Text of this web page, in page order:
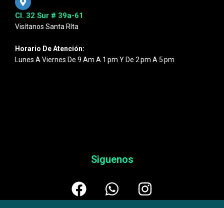
Cl. 32 Sur # 39a-61
Visítanos Santa RIta
Horario De Atención:
Lunes A Viernes De 9 Am A 1 Pm Y De 2 Pm A 5 Pm
Siguenos